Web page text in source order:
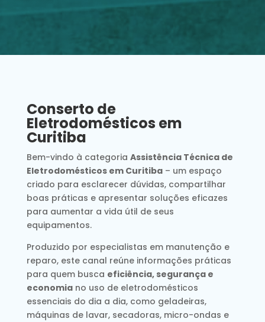
Conserto de
Eletrodomésticos em
Curitiba
Bem-vindo à categoria Assistência Técnica de
Eletrodomésticos em Curitiba– um espaço
criado para esclarecer dúvidas, compartilhar
boas práticas e apresentar soluções eficazes
para aumentar a vida útil de seus
equipamentos.
Produzido por especialistas em manutenção e
reparo, este canal reúne informações práticas
para quem busca eficiência, segurança e
economiano uso de eletrodomésticos
essenciais do dia a dia, como geladeiras,
máquinas de lavar, secadoras, micro-ondas e